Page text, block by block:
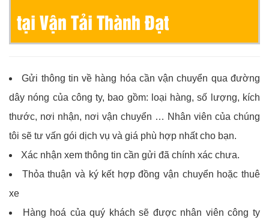
tại Vận Tải Thành Đạt
Gửi thông tin về hàng hóa cần vận chuyển qua đường
dây nóng của công ty, bao gồm: loại hàng, số lượng, kích
thước, nơi nhận, nơi vận chuyển … Nhân viên của chúng
tôi sẽ tư vấn gói dịch vụ và giá phù hợp nhất cho bạn.
Xác nhận xem thông tin cần gửi đã chính xác chưa.
Thỏa thuận và ký kết hợp đồng vận chuyển hoặc thuê
xe
Hàng hoá của quý khách sẽ được nhân viên công ty